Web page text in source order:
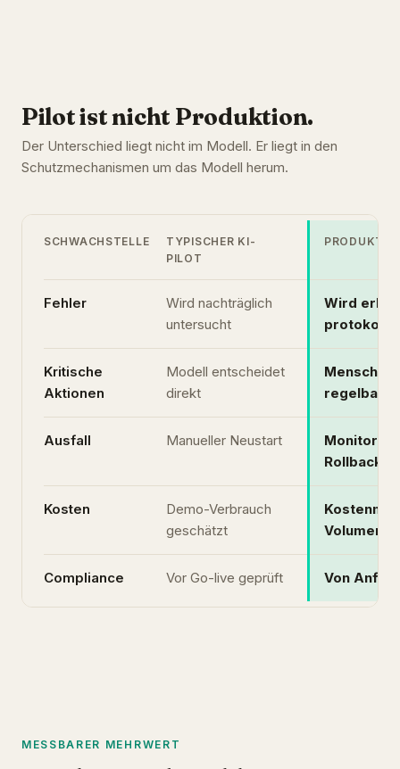
Pilot ist nicht Produktion.
Der Unterschied liegt nicht im Modell. Er liegt in den
Schutzmechanismen um das Modell herum.
SCHWACHSTELLE
TYPISCHER KI-
PILOT
Fehler
Wird nachträglich
untersucht
Wird
Kritische
Aktionen
Modell entscheidet
direkt
Ausfall Manueller Neustart
Rollback
Kosten
Demo-Verbrauch
geschätzt
Volumen
Compliance Vor Go-live geprüft Von
MESSBARER MEHRWERT